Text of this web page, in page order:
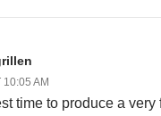
AM
time to produce a